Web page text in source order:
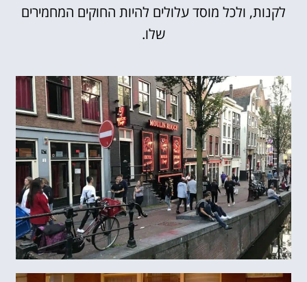
לקנות, ולכל מוסד עלולים להיות החוקים המחמירים
שלו.